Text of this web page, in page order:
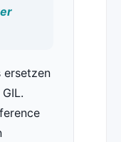
ersetzen